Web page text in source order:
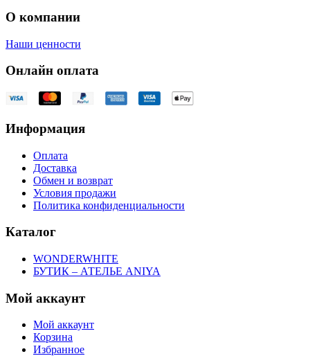
О компании
Наши ценности
Онлайн оплата
Информация
Оплата
Доставка
Обмен и возврат
Условия продажи
Политика конфиденциальности
Каталог
WONDERWHITE
БУТИК – АТЕЛЬЕ ANIYA
Мой аккаунт
Мой аккаунт
Корзина
Избранное